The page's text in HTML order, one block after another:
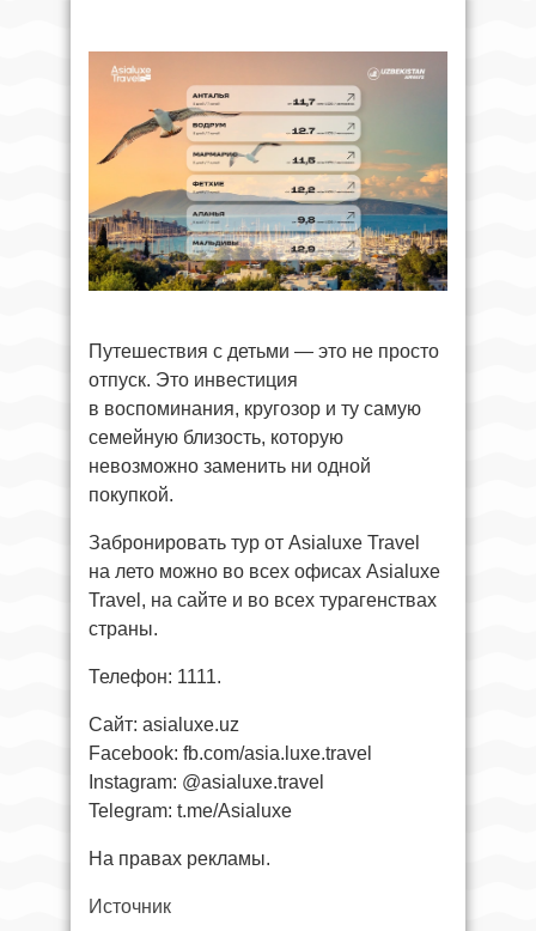
Путешествия с детьми — это не просто
отпуск. Это инвестиция
в воспоминания, кругозор и ту самую
семейную близость, которую
невозможно заменить ни одной
покупкой.
Забронировать тур от Asialuxe Travel
на лето можно во всех офисах Asialuxe
Travel, на сайте и во всех турагенствах
страны.
Телефон: 1111.
Сайт: asialuxe.uz
Facebook: fb.com/asia.luxe.travel
Instagram: @asialuxe.travel
Telegram: t.me/Asialuxe
На правах рекламы.
Источник